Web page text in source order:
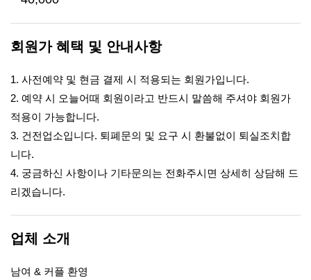
회원가 혜택 및 안내사항
1. 사전예약 및 현금 결제 시 적용되는 회원가입니다.
2. 예약 시 오늘어때 회원이라고 반드시 말씀해 주셔야 회원가
적용이 가능합니다.
3. 건전업소입니다. 퇴폐문의 및 요구 시 환불없이 퇴실조치합
니다.
4. 궁금하신 사항이나 기타문의는 전화주시면 상세히 상담해 드
리겠습니다.
업체 소개
남여 & 커플 환영